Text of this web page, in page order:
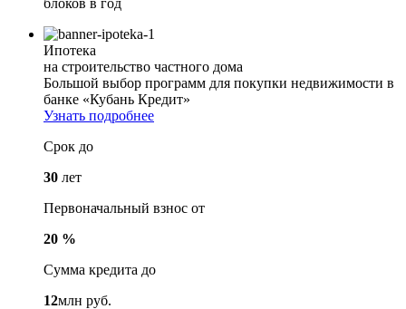
Ипотека
на строительство частного дома
Большой выбор программ для покупки недвижимости в
банке «Кубань Кредит»
Узнать подробнее
Срок до
30 лет
Первоначальный взнос от
20 %
Сумма кредита до
12млн руб.